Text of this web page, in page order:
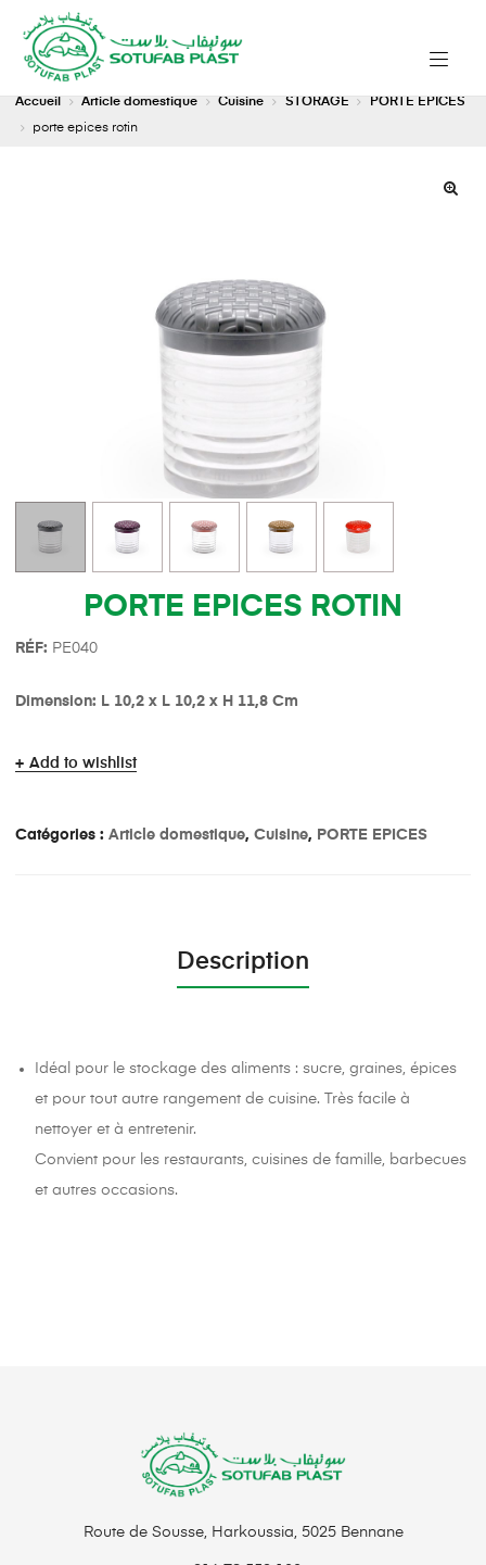
Accueil Article domestique Cuisine STORAGE
PORTE EPICES
porte epices rotin
PORTE EPICES ROTIN
R É F: PE040
Dimension: L 10,2 x L 10,2 x H 11,8 Cm
Add to wishlist
Catégories : Article domestique, Cuisine, PORTE EPICES
Description
Idéal pour le stockage des aliments : sucre, graines, épices
et pour tout autre rangement de cuisine. Très facile à
nettoyer et à entretenir.
Convient pour les restaurants, cuisines de famille, barbecues
et autres occasions.
Route de Sousse, Harkoussia, 5025 Bennane